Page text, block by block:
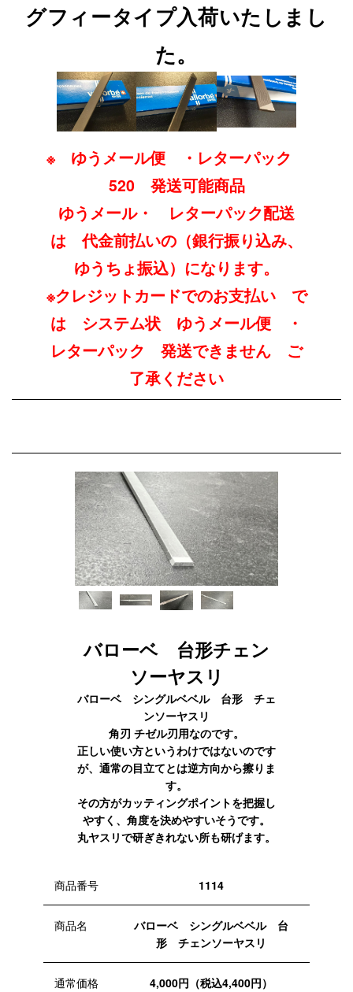
グフィータイプ入荷いたしまし
た。
※ ゆうメール便 ・レターパック
520 発送可能商品
ゆうメール・ レターパック配送
は 代金前払いの （銀行振り込み、
ゆうちょ振込）になります。
※クレジットカードでのお支払い で
は システム状 ゆうメール便 ・
レターパック 発送できません ご
了承ください
バローベ 台形チェン
ソーヤスリ
バローベ シングルベベル 台形 チェ
ンソーヤスリ
角刃 チゼル刃用なのです。
正しい使い方というわけではないのです
が、通常の目立てとは逆方向から擦りま
す。
その方がカッティングポイントを把握し
やすく、角度を決めやすいそうです。
丸ヤスリで研ぎきれない所も研げます。
商品番号 1114
商品名
バローベ シングルベベル 台
形 チェンソーヤスリ
通常価格 4,000円（税込4,400円）